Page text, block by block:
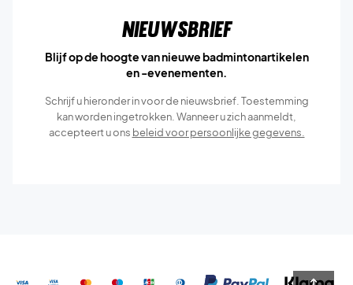
Nieuwsbrief
Blijf op de hoogte van nieuwe badmintonartikelen
en -evenementen.
Schrijf u hieronder in voor de nieuwsbrief. Toestemming
kan worden ingetrokken. Wanneer u zich aanmeldt,
accepteert u ons beleid voor persoonlijke gegevens.